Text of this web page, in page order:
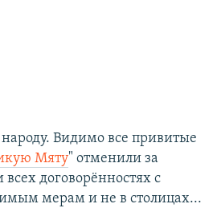
Видимо все привитые
Мяту" отменили за
договорённостях с
мерам и не в столицах...